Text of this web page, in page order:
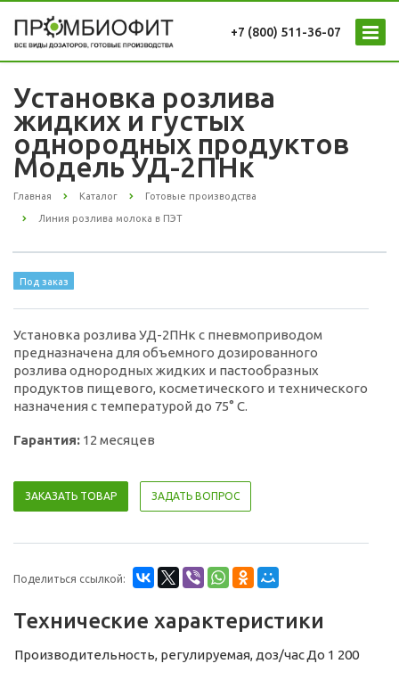
+7 (800) 511-36-07
Установка розлива
жидких и густых
однородных продуктов
Модель УД-2ПНк
Главная Каталог Готовые производства
Линия розлива молока в ПЭТ
Под заказ
Установка розлива УД-2ПНк с пневмоприводом
предназначена для объемного дозированного
розлива однородных жидких и пастообразных
продуктов пищевого, косметического и технического
назначения с температурой до 75° С.
Гарантия: 12 месяцев
ЗАКАЗАТЬ ТОВАР ЗАДАТЬ ВОПРОС
Поделиться ссылкой:
Технические характеристики
Производительность, регулируемая, доз/часДо 1 200